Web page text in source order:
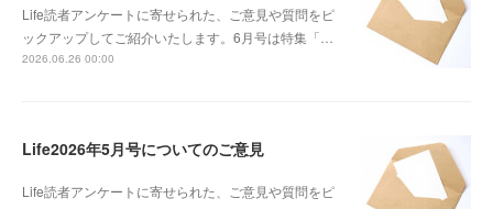
Life読者アンケートに寄せられた、ご意見や質問をピ
ックアップしてご紹介いたします。6月号は特集「…
2026.06.26 00:00
Life2026年5月号についてのご意見
Life読者アンケートに寄せられた、ご意見や質問をピ